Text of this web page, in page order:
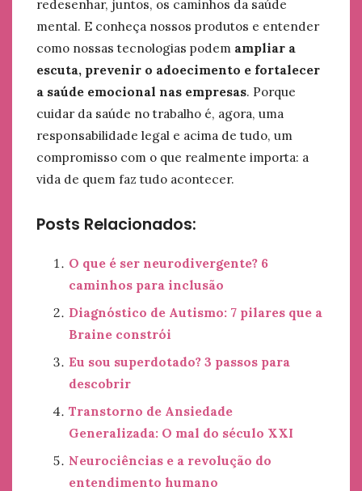
redesenhar, juntos, os caminhos da saúde
mental. E conheça nossos produtos e entender
como nossas tecnologias podem ampliar a
escuta, prevenir o adoecimento e fortalecer
a saúde emocional nas empresas. Porque
cuidar da saúde no trabalho é, agora, uma
responsabilidade legal e acima de tudo, um
compromisso com o que realmente importa: a
vida de quem faz tudo acontecer.
Posts Relacionados:
O que é ser neurodivergente? 6
caminhos para inclusão
Diagnóstico de Autismo: 7 pilares que a
Braine constrói
Eu sou superdotado? 3 passos para
descobrir
Transtorno de Ansiedade
Generalizada: O mal do século XXI
Neurociências e a revolução do
entendimento humano